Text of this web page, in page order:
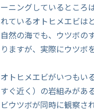
ーニングしているところ
れているオトヒメエビは
自然の海でも、ウツボの
りますが、実際にウツボ
オトヒメエビがいつもい
すぐ近く）の岩組みがあ
ビウツボが同時に観察さ